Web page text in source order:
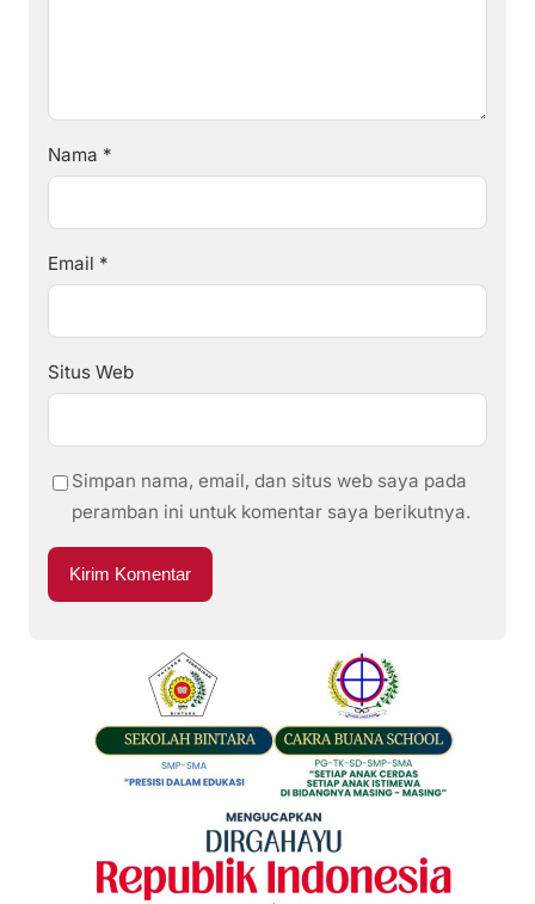
Nama *
Email *
Situs Web
Simpan nama, email, dan situs web saya pada
peramban ini untuk komentar saya berikutnya.